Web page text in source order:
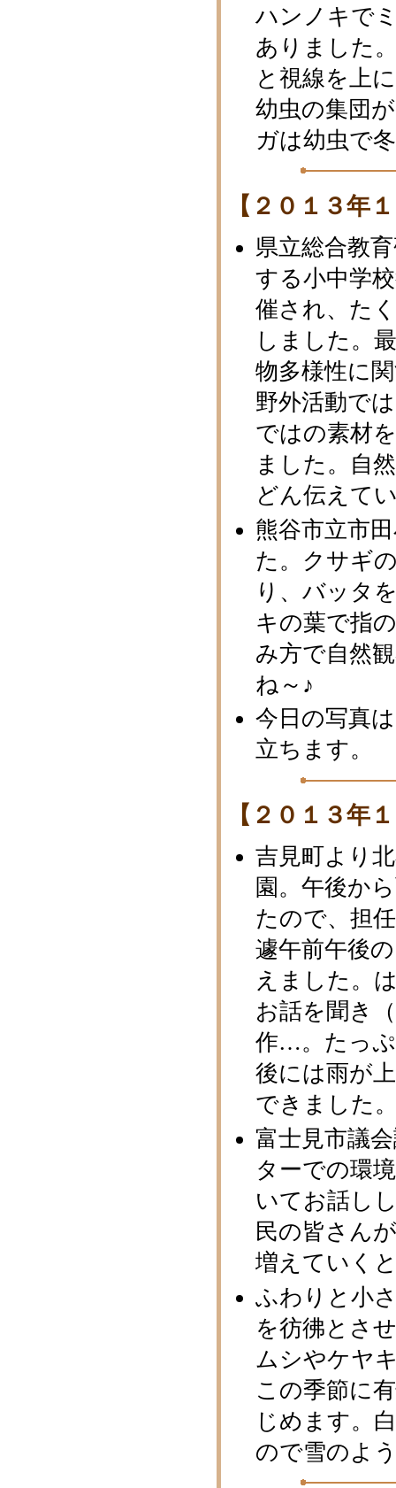
ハンノキで
ありました
と視線を上
幼虫の集団
ガは幼虫で
【２０１３年
県立総合教
する小中学
催され、た
しました。
物多様性に
野外活動で
ではの素材
ました。自
どん伝えて
熊谷市立市
た。クサギ
り、バッタ
キの葉で指
み方で自然
ね～♪
今日の写真
立ちます。
【２０１３年
吉見町より
園。午後か
たので、担
遽午前午後
えました。
お話を聞き
作…。たっぷ
後には雨が
できました
富士見市議
ターでの環
いてお話し
民の皆さん
増えていく
ふわりと小
を彷彿とさ
ムシやケヤ
この季節に
じめます。
ので雪のよ